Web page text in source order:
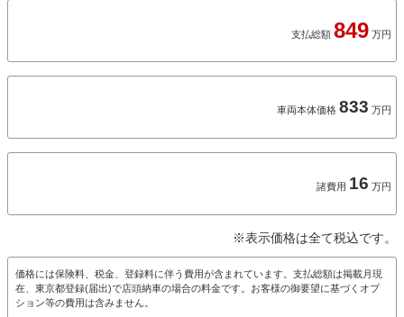
支払総額 849 万円
車両本体価格 833 万円
諸費用 16 万円
※表示価格は全て税込です。
価格には保険料、税金、登録料に伴う費用が含まれています。支払総額は掲載月現
在、東京都登録(届出)で店頭納車の場合の料金です。お客様の御要望に基づくオプ
ション等の費用は含みません。